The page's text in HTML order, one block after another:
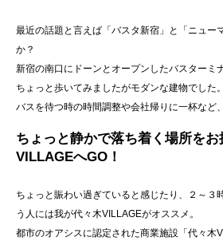
最近の話題と言えば「バスタ新宿」と「ニュー
か？
新宿の南口にドーンとオープンしたバスターミ
ちょっと歩いてみましたがモダンな建物でした。
バスを待つ時の時間調整や会社帰りに一杯など
ちょっと静かで落ち着く場所を
VILLAGEへGO！
ちょっと賑わい過ぎていると感じたり、２～３
う人には我が代々木VILLAGEがオススメ。
都市のオアシスに認定された商業施設「代々木